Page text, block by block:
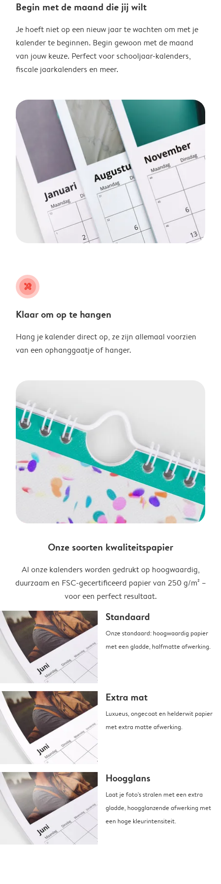
Begin met de maand die jij wilt
Je hoeft niet op een nieuw jaar te wachten om met je
kalender te beginnen. Begin gewoon met de maand
van jouw keuze. Perfect voor schooljaar-kalenders,
fiscale jaarkalenders en meer.
tools
Klaar om op te hangen
Hang je kalender direct op, ze zijn allemaal voorzien
van een ophanggaatje of hanger.
Onze soorten kwaliteitspapier
Al onze kalenders worden gedrukt op hoogwaardig,
duurzaam en FSC-gecertificeerd papier van 250 g/m² –
voor een perfect resultaat.
Standaard
Onze standaard: hoogwaardig papier
met een gladde, halfmatte afwerking.
Extra mat
Luxueus, ongecoat en helderwit papier
met extra matte afwerking.
Hoogglans
Laat je foto's stralen met een extra
gladde, hoogglanzende afwerking met
een hoge kleurintensiteit.